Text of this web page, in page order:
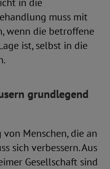
muss mit
wenn die betroffene
ist, selbst in die
grundlegend
Menschen, die an
sich verbessern. Aus
Gesellschaft sind